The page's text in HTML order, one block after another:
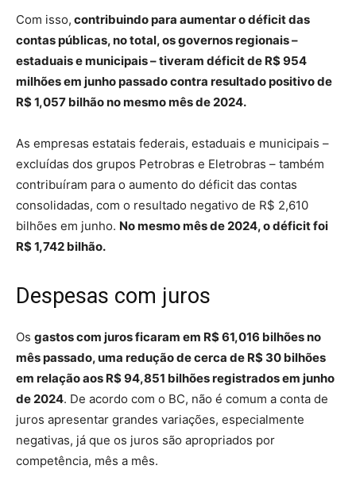
Com isso, contribuindo para aumentar o déficit das
contas públicas, no total, os governos regionais –
estaduais e municipais – tiveram déficit de R$ 954
milhões em junho passado contra resultado positivo de
R$ 1,057 bilhão no mesmo mês de 2024.
As empresas estatais federais, estaduais e municipais –
excluídas dos grupos Petrobras e Eletrobras – também
contribuíram para o aumento do déficit das contas
consolidadas, com o resultado negativo de R$ 2,610
bilhões em junho. No mesmo mês de 2024, o déficit foi
R$ 1,742 bilhão.
Despesas com juros
Os gastos com juros ficaram em R$ 61,016 bilhões no
mês passado, uma redução de cerca de R$ 30 bilhões
em relação aos R$ 94,851 bilhões registrados em junho
de 2024. De acordo com o BC, não é comum a conta de
juros apresentar grandes variações, especialmente
negativas, já que os juros são apropriados por
competência, mês a mês.